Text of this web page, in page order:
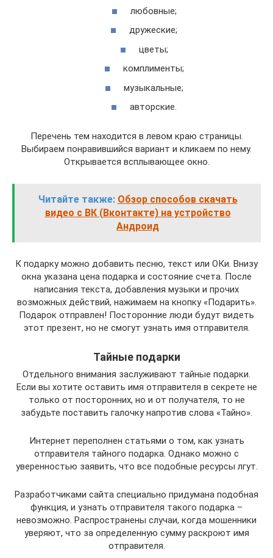
любовные;
дружеские;
цветы;
комплименты;
музыкальные;
авторские.
Перечень тем находится в левом краю страницы.
Выбираем понравившийся вариант и кликаем по нему.
Открывается всплывающее окно.
Читайте также: Обзор способов скачать
видео с ВК (Вконтакте) на устройство
Андроид
К подарку можно добавить песню, текст или ОКи. Внизу
окна указана цена подарка и состояние счета. После
написания текста, добавления музыки и прочих
возможных действий, нажимаем на кнопку «Подарить».
Подарок отправлен! Посторонние люди будут видеть
этот презент, но не смогут узнать имя отправителя.
Тайные подарки
Отдельного внимания заслуживают тайные подарки.
Если вы хотите оставить имя отправителя в секрете не
только от посторонних, но и от получателя, то не
забудьте поставить галочку напротив слова «Тайно».
Интернет переполнен статьями о том, как узнать
отправителя тайного подарка. Однако можно с
уверенностью заявить, что все подобные ресурсы лгут.
Разработчиками сайта специально придумана подобная
функция, и узнать отправителя такого подарка –
невозможно. Распространены случаи, когда мошенники
уверяют, что за определенную сумму раскроют имя
отправителя.